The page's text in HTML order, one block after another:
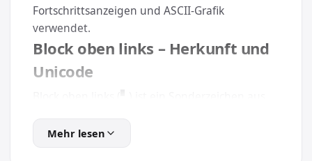
Fortschrittsanzeigen und ASCII-Grafik
verwendet.
Block oben links – Herkunft und
Unicode
den eindeutigen Unicode U+2598. Weil es Teil
Mehr lesen